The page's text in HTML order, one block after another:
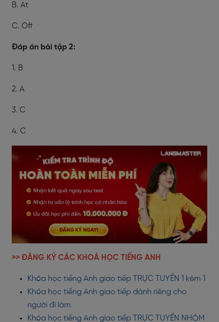
B. At
C. Off
Đáp án bài tập 2:
1. B
2. A
3. C
4. C
>> ĐĂNG KÝ CÁC KHOÁ HỌC TIẾNG ANH
Khóa học tiếng Anh giao tiếp TRỰC TUYẾN 1 kèm 1
Khóa học tiếng Anh giao tiếp dành riêng cho
người đi làm
Khóa học tiếng Anh giao tiếp TRỰC TUYẾN NHÓM